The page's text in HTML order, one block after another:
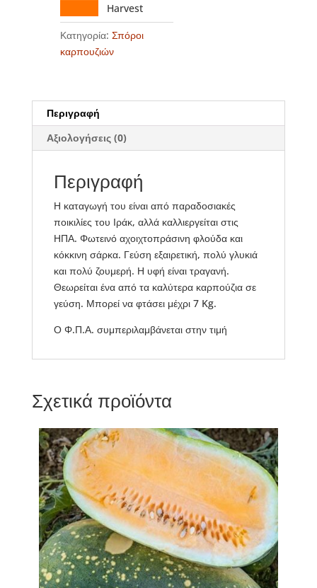
Harvest
Κατηγορία: Σπόροι
καρπουζιών
Περιγραφή
Αξιολογήσεις (0)
Περιγραφή
Η καταγωγή του είναι από παραδοσιακές
ποικιλίες του Ιράκ, αλλά καλλιεργείται στις
ΗΠΑ. Φωτεινό αχοιχτοπράσινη φλούδα και
κόκκινη σάρκα. Γεύση εξαιρετική, πολύ γλυκιά
και πολύ ζουμερή. Η υφή είναι τραγανή.
Θεωρείται ένα από τα καλύτερα καρπούζια σε
γεύση. Μπορεί να φτάσει μέχρι 7 Kg.
Ο Φ.Π.Α. συμπεριλαμβάνεται στην τιμή
Σχετικά προϊόντα